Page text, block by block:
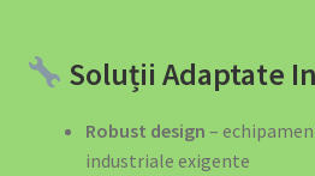
Soluții Adaptate
Robust design –
industriale exigente